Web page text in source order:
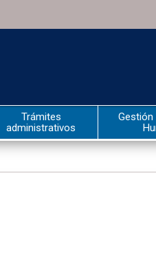
Trámites
administrativos
Gestión